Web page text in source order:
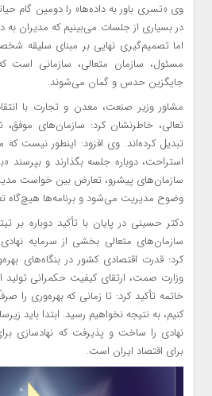
وی «تسری باور به داده‌ها» را دومین گام
در بسیاری از جلسات می‌بینیم که مدیران به
اما تصمیم‌گیری نهایی بر مبنای سلیقه
مسئول، سازمان متعالی، سازمانی است
جایگزین حدس و گمان می‌شوند.
مشاور وزیر صنعت، معدن و تجارت با
تعالی، خاطرنشان کرد: سازمان‌های موفق،
تبدیل کرده‌اند. وی افزود: اینطور نیست
استراحت، دوباره جلسه بگذارند و بپرسند
سازمان‌های پیشرو، تعارض بین خواست
وضوح مدیریت می‌شود و برنامه‌ها هیچ‌گاه
دکتر حسینی در پایان با تأکید دوباره
سازمان‌های متعالی بخشی از سرمایه
کرد: قدرت اقتصادی کشور در بنگاه‌های
وزارت صمت، ارتقای کیفیت حکمرانی
خاتمه تأکید کرد: تا زمانی که بهره‌وری را
کنیم، به نتیجه نخواهیم رسید. ابتدا باید
نهادی را ساخت و پذیرفت که نهادسازی
برای اقتصاد ایران است.